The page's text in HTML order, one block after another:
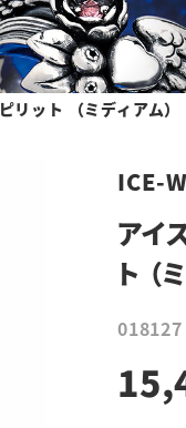
ット （ミディアム）
ICE-
アイ
ト （
018127